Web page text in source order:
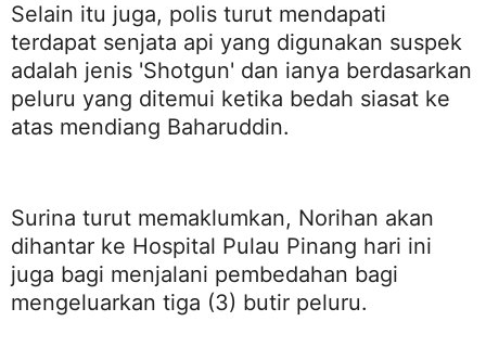
Selain itu juga, polis turut mendapati
terdapat senjata api yang digunakan suspek
adalah jenis 'Shotgun' dan ianya berdasarkan
peluru yang ditemui ketika bedah siasat ke
atas mendiang Baharuddin.
Surina turut memaklumkan, Norihan akan
dihantar ke Hospital Pulau Pinang hari ini
juga bagi menjalani pembedahan bagi
mengeluarkan tiga (3) butir peluru.